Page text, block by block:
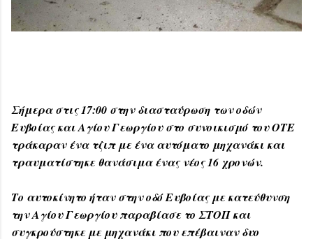
Σήμερα στις 17:00 στην διασταύρωση των οδών
Ευβοίας και Αγίου Γεωργίου στο συνοικισμό του ΟΤΕ
τράκαραν ένα τζιπ με ένα αυτόματο μηχανάκι και
τραυματίστηκε θανάσιμα ένας νέος 16 χρονών.
Το αυτοκίνητο ήταν στην οδό Ευβοίας με κατεύθυνση
την Αγίου Γεωργίου παραβίασε το ΣΤΟΠ και
συγκρούστηκε με μηχανάκι που επέβαιναν δυο